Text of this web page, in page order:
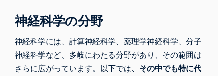
神経科学の分野
神経科学には、計算神経科学、薬理学神経科学、分子
神経科学など、多岐にわたる分野があり、その範囲は
さらに広がっています。以下では、その中でも特に代